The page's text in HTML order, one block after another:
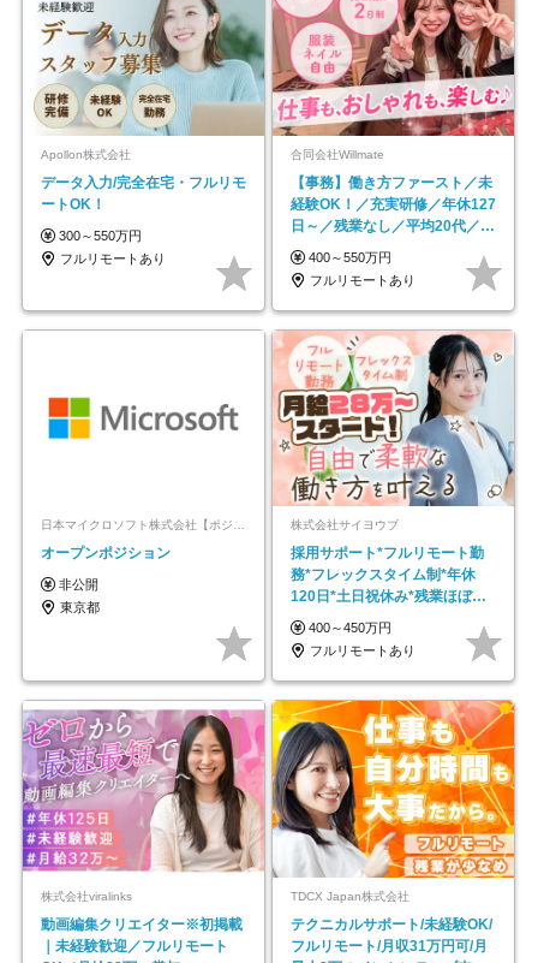
Apollon株式会社
データ入力/完全在宅・フルリモ
ートOK！
300～550万円
フルリモートあり
合同会社Willmate
【事務】働き方ファースト／未
経験OK！／充実研修／年休127
日～／残業なし／平均20代／リ
モートOK
400～550万円
フルリモートあり
日本マイクロソフト株式会社【ポジションマッチ登録】
オープンポジション
非公開
東京都
株式会社サイヨウブ
採用サポート*フルリモート勤
務*フレックスタイム制*年休
120日*土日祝休み*残業ほぼな
し*育児中社員8割以上
400～450万円
フルリモートあり
株式会社viralinks
動画編集クリエイター※初掲載
｜未経験歓迎／フルリモート
TDCX Japan株式会社
テクニカルサポート/未経験OK/
フルリモート/月収31万円可/月